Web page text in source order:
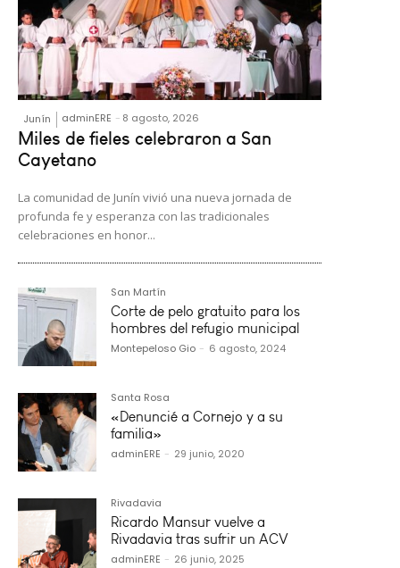
Junín adminERE - 8 agosto, 2026
Miles de fieles celebraron a San
Cayetano
La comunidad de Junín vivió una nueva jornada de
profunda fe y esperanza con las tradicionales
celebraciones en honor...
San Martín
Corte de pelo gratuito para los
hombres del refugio municipal
Montepeloso Gio - 6 agosto, 2024
Santa Rosa
«Denuncié a Cornejo y a su
familia»
adminERE - 29 junio, 2020
Rivadavia
Ricardo Mansur vuelve a
Rivadavia tras sufrir un ACV
adminERE - 26 junio, 2025